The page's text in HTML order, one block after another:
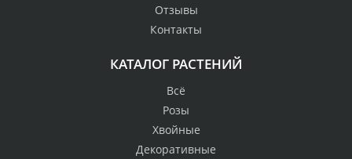
Отзывы
Контакты
КАТАЛОГ РАСТЕНИЙ
Всё
Розы
Хвойные
Декоративные